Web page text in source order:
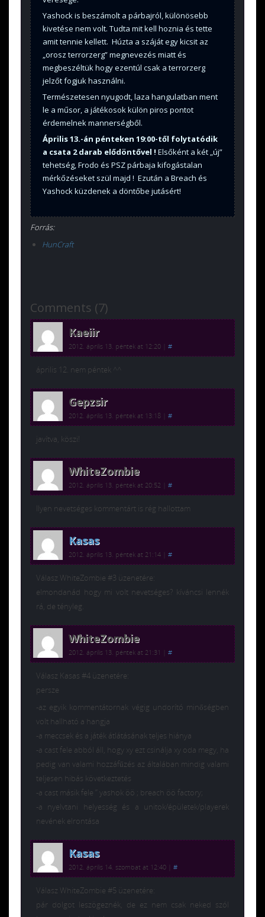
Yashock is beszámolt a párbajról, különösebb
kivetése nem volt. Tudta mit kell hoznia és tette
amit tennie kellett. Húzta a száját egy kicsit az
„orosz terrorzerg” megnevezés miatt és
megbeszéltük hogy ezentúl csak a terrorzerg
jelzőt fogjuk használni.
Természetesen nyugodt, laza hangulatban ment
le a műsor, a játékosok külön piros pontot
érdemelnek mannerségből.
Április 13.-án pénteken 19:00-től folytatódik
a csata 2 darab elődöntővel ! Elsőként a két „új”
tehetség, Frodo és PSZ párbaja kifogástalan
mérkőzéseket szül majd ! Ezután a Breach és
Yashock küzdenek a döntőbe jutásért!
Forrás:
HunCraft
Comments (7)
Kaeiir
2012. április 13. péntek at 12:20 #
április 12. nem péntek ^^
Gepzsir
2012. április 13. péntek at 13:18 #
javítva, köszi!
WhiteZombie
2012. április 13. péntek at 20:52 #
Ilyen nevetséges kommentárt is rég hallottam
Kasas
2012. április 13. péntek at 21:14 #
Válasz WhiteZombie #3 üzenetére:
elmondanád hogy mi volt nevetséges? kíváncsi lennék
rá, de tényleg.
WhiteZombie
2012. április 13. péntek at 21:31 #
Válasz Kasas #4 üzenetére:
persze
-az egyik kommentátornak végig undorító minőségben
volt hallható a hangja
-a meccsek és a játék átlátásának teljes hiánya
-a cast fele abból áll, hogy xy ezt csinálja xy oda megy, ha
pedig van valami hozzáfűzés az általában mindig valami
teljesen hibás következtetés
-a cast másik fele ” yashok öö ; breach öö factory;
-a nyelvtani helyesség és a unitok/épületek/playerek
nevének elrontása
Kasas
2012. április 14. szombat at 12:40 #
Válasz WhiteZombie #5 üzenetére:
pár dolgot leszögeznék, de ez nem csak neked szól